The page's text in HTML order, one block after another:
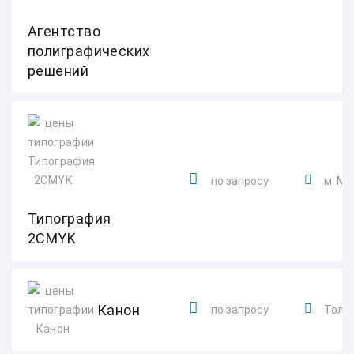
Агентство
полиграфических
решений
Типография
2CMYK
по запросу м.
Канон по запросу